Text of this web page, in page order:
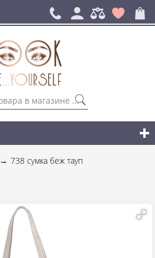
738 сумка беж тауп